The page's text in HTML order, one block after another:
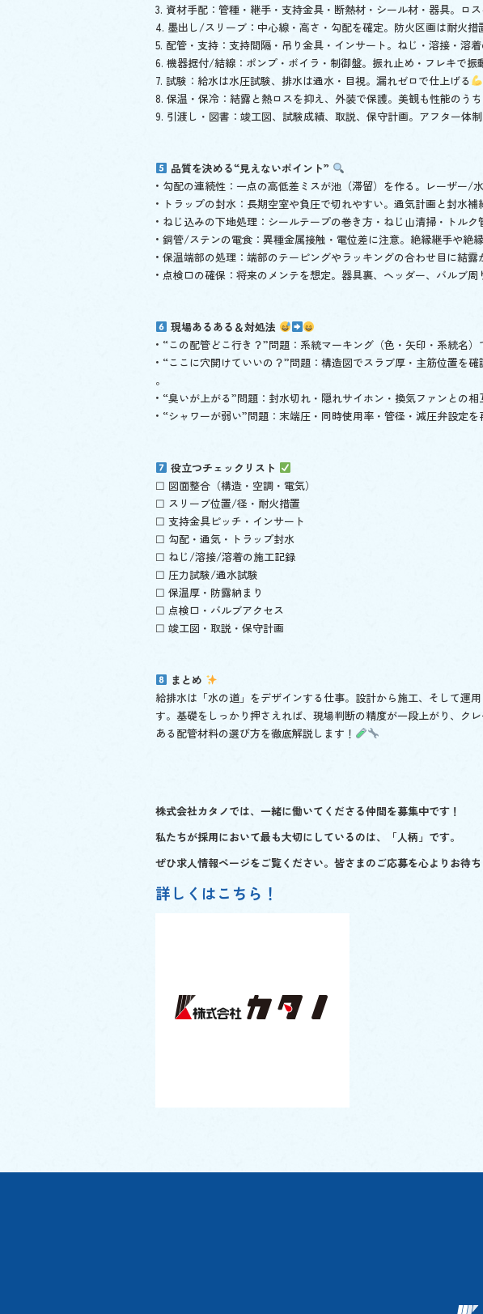
3. 資材手配：管種・継手・支持金具・断熱材・シール材・器具。ロス
4. 墨出し/スリーブ：中心線・高さ・勾配を確定。防火区画は耐火措
5. 配管・支持：支持間隔・吊り金具・インサート。ねじ・溶接・溶着
6. 機器据付/結線：ポンプ・ボイラ・制御盤。振れ止め・フレキで振
7. 試験：給水は水圧試験、排水は通水・目視。漏れゼロで仕上げる
8. 保温・保冷：結露と熱ロスを抑え、外装で保護。美観も性能のうち
9. 引渡し・図書：竣工図、試験成績、取説、保守計画。アフター体制
品質を決める“見えないポイント”
• 勾配の連続性：一点の高低差ミスが池（滞留）を作る。レーザー/水
• トラップの封水：長期空室や負圧で切れやすい。通気計画と封水補
• ねじ込みの下地処理：シールテープの巻き方・ねじ山清掃・トルク
• 銅管/ステンの電食：異種金属接触・電位差に注意。絶縁継手や絶縁
• 保温端部の処理：端部のテーピングやラッキングの合わせ目に結露
• 点検口の確保：将来のメンテを想定。器具裏、ヘッダー、バルブ周
現場あるある＆対処法
• “この配管どこ行き？”問題：系統マーキング（色・矢印・系統名）
• “ここに穴開けていいの？”問題：構造図でスラブ厚・主筋位置を
。
• “臭いが上がる”問題：封水切れ・隠れサイホン・換気ファンとの相
• “シャワーが弱い”問題：末端圧・同時使用率・管径・減圧弁設定を
役立つチェックリスト
☐ 図面整合（構造・空調・電気）
☐ スリーブ位置/径・耐火措置
☐ 支持金具ピッチ・インサート
☐ 勾配・通気・トラップ封水
☐ ねじ/溶接/溶着の施工記録
☐ 圧力試験/通水試験
☐ 保温厚・防露納まり
☐ 点検口・バルブアクセス
☐ 竣工図・取説・保守計画
まとめ
給排水は「水の道」をデザインする仕事。設計から施工、そして運
す。基礎をしっかり押さえれば、現場判断の精度が一段上がり、ク
ある配管材料の選び方を徹底解説します！
株式会社カタノでは、一緒に働いてくださる仲間を募集中です！
私たちが採用において最も大切にしているのは、「人柄」です。
ぜひ求人情報ページをご覧ください。皆さまのご応募を心よりお待ち
詳しくはこちら！